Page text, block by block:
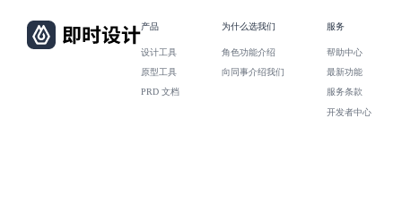
产品
设计工具
原型工具
PRD 文档
为什么选我们
角色功能介绍
向同事介绍我们
服务
帮助中心
最新功能
服务条款
开发者中心